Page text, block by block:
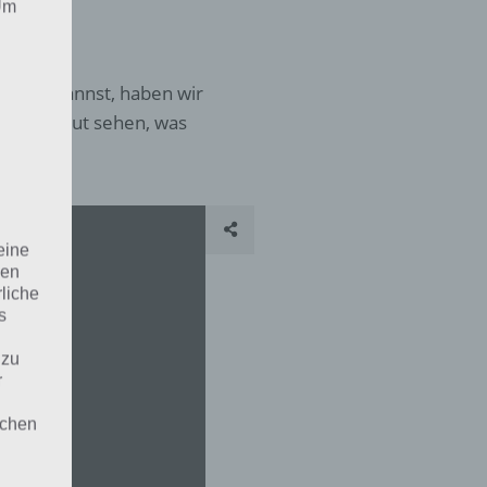
kannst, haben wir
gut sehen, was